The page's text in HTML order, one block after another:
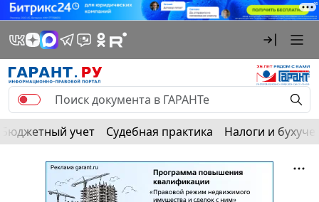
Бюджетный учет Судебная практика Налоги и